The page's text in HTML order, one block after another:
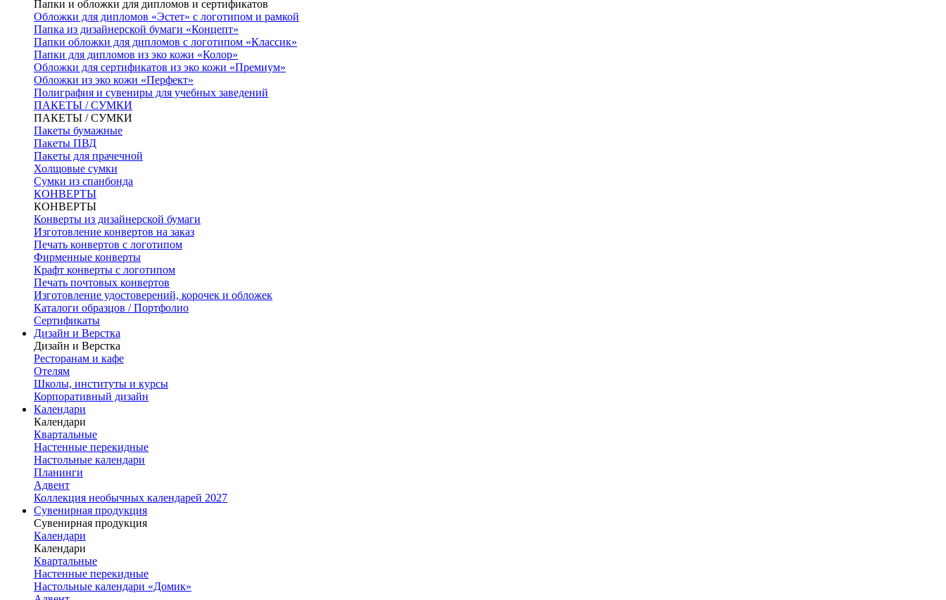
Папки и обложки для дипломов и сертификатов
Обложки для дипломов «Эстет» с логотипом и рамкой
Папка из дизайнерской бумаги «Концепт»
Папки обложки для дипломов с логотипом «Классик»
Папки для дипломов из эко кожи «Колор»
Обложки для сертификатов из эко кожи «Премиум»
Обложки из эко кожи «Перфект»
Полиграфия и сувениры для учебных заведений
ПАКЕТЫ / СУМКИ
ПАКЕТЫ / СУМКИ
Пакеты бумажные
Пакеты ПВД
Пакеты для прачечной
Холщовые сумки
Сумки из спанбонда
КОНВЕРТЫ
КОНВЕРТЫ
Конверты из дизайнерской бумаги
Изготовление конвертов на заказ
Печать конвертов с логотипом
Фирменные конверты
Крафт конверты с логотипом
Печать почтовых конвертов
Изготовление удостоверений, корочек и обложек
Каталоги образцов / Портфолио
Сертификаты
Дизайн и Верстка
Дизайн и Верстка
Ресторанам и кафе
Отелям
Школы, институты и курсы
Корпоративный дизайн
Календари
Календари
Квартальные
Настенные перекидные
Настольные календари
Планинги
Адвент
Коллекция необычных календарей 2027
Сувенирная продукция
Сувенирная продукция
Календари
Календари
Квартальные
Настенные перекидные
Настольные календари «Домик»